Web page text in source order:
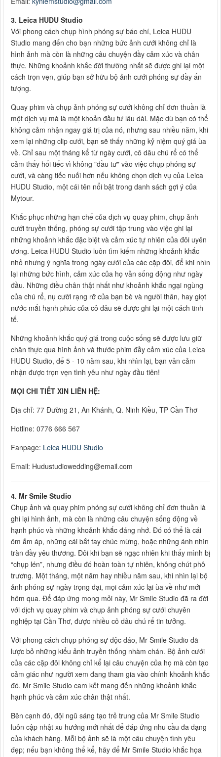
3. Leica HUDU Studio
Với phong cách chụp hình phóng sự báo chí, Leica HUDU
Studio mang đến cho bạn những bức ảnh cưới không chỉ là
hình ảnh mà còn là những câu chuyện đầy cảm xúc và chân
thực. Những khoảnh khắc đời thường nhất sẽ được ghi lại một
cách trọn vẹn, giúp bạn sở hữu bộ ảnh cưới phóng sự đầy ấn
tượng.
Quay phim và chụp ảnh phóng sự cưới không chỉ đơn thuần là
một dịch vụ mà là một khoản đầu tư lâu dài. Mặc dù bạn có thể
không cảm nhận ngay giá trị của nó, nhưng sau nhiều năm, khi
xem lại những clip cưới, bạn sẽ thấy những kỷ niệm quý giá ùa
về. Chỉ sau một tháng kể từ ngày cưới, cô dâu chú rể có thể
cảm thấy hối tiếc vì không "đầu tư" vào việc chụp phóng sự
cưới, và càng tiếc nuối hơn nếu không chọn dịch vụ của Leica
HUDU Studio, một cái tên nổi bật trong danh sách gợi ý của
Mytour.
Khắc phục những hạn chế của dịch vụ quay phim, chụp ảnh
cưới truyền thống, phóng sự cưới tập trung vào việc ghi lại
những khoảnh khắc đặc biệt và cảm xúc tự nhiên của đôi uyên
ương. Leica HUDU Studio luôn tìm kiếm những khoảnh khắc
nhỏ nhưng ý nghĩa trong ngày cưới của các cặp đôi, để khi nhìn
lại những bức hình, cảm xúc của họ vẫn sống động như ngày
đầu. Những điều chân thật nhất như khoảnh khắc ngại ngùng
của chú rể, nụ cười rạng rỡ của bạn bè và người thân, hay giọt
nước mắt hạnh phúc của cô dâu sẽ được ghi lại một cách tinh
tế.
Những khoảnh khắc quý giá trong cuộc sống sẽ được lưu giữ
chân thực qua hình ảnh và thước phim đầy cảm xúc của Leica
HUDU Studio, để 5 - 10 năm sau, khi nhìn lại, bạn vẫn cảm
nhận được trọn vẹn tình yêu như ngày đầu tiên!
MỌI CHI TIẾT XIN LIÊN HỆ:
Địa chỉ: 77 Đường 21, An Khánh, Q. Ninh Kiều, TP Cần Thơ
Hotline: 0776 666 567
Fanpage: Leica HUDU Studio
Email: Hudustudiowedding@email.com
4. Mr Smile Studio
Chụp ảnh và quay phim phóng sự cưới không chỉ đơn thuần là
ghi lại hình ảnh, mà còn là những câu chuyện sống động về
hạnh phúc và những khoảnh khắc đáng nhớ. Đó có thể là cái
ôm ấm áp, những cái bắt tay chúc mừng, hoặc những ánh nhìn
tràn đầy yêu thương. Đôi khi bạn sẽ ngạc nhiên khi thấy mình bị
“chụp lén”, nhưng điều đó hoàn toàn tự nhiên, không chút phô
trương. Một tháng, một năm hay nhiều năm sau, khi nhìn lại bộ
ảnh phóng sự ngày trọng đại, mọi cảm xúc lại ùa về như mới
hôm qua. Để đáp ứng mong mỏi này, Mr Smile Studio đã ra đời
với dịch vụ quay phim và chụp ảnh phóng sự cưới chuyên
nghiệp tại Cần Thơ, được nhiều cô dâu chú rể tin tưởng.
Với phong cách chụp phóng sự độc đáo, Mr Smile Studio đã
lược bỏ những kiểu ảnh truyền thống nhàm chán. Bộ ảnh cưới
của các cặp đôi không chỉ kể lại câu chuyện của họ mà còn tạo
cảm giác như người xem đang tham gia vào chính khoảnh khắc
đó. Mr Smile Studio cam kết mang đến những khoảnh khắc
hạnh phúc và cảm xúc chân thật nhất.
Bên cạnh đó, đội ngũ sáng tạo trẻ trung của Mr Smile Studio
luôn cập nhật xu hướng mới nhất để đáp ứng nhu cầu đa dạng
của khách hàng. Mỗi bộ ảnh sẽ là một câu chuyện tình yêu
đẹp; nếu bạn không thể kể, hãy để Mr Smile Studio khắc họa